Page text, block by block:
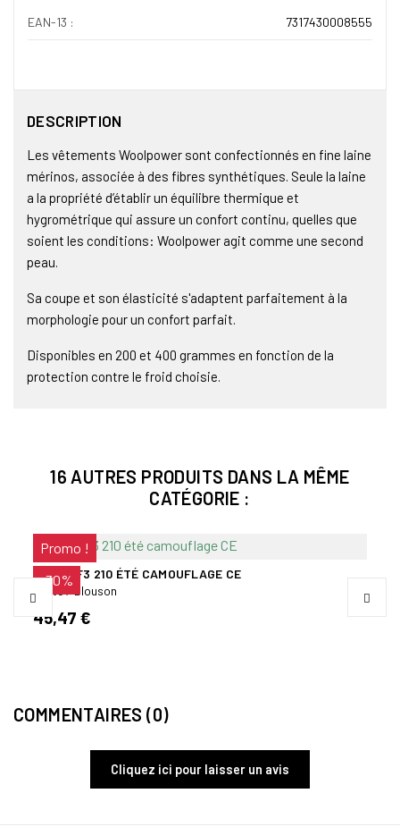
EAN-13 : 7317430008555
DESCRIPTION
Les vêtements Woolpower sont confectionnés en fine laine
mérinos, associée à des fibres synthétiques. Seule la laine
a la propriété d’établir un équilibre thermique et
hygrométrique qui assure un confort continu, quelles que
soient les conditions: Woolpower agit comme une second
peau.
Sa coupe et son élasticité s'adaptent parfaitement à la
morphologie pour un confort parfait.
Disponibles en 200 et 400 grammes en fonction de la
protection contre le froid choisie.
16 AUTRES PRODUITS DANS LA MÊME
CATÉGORIE :
Promo !
-30%
VESTE F3 210 ÉTÉ CAMOUFLAGE CE
Veste / Blouson
45,47 €
COMMENTAIRES (0)
Cliquez ici pour laisser un avis